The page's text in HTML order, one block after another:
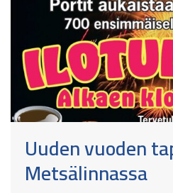
Uuden vuoden
Metsälinnassa